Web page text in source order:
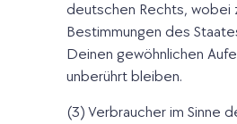
deutschen Rechts, wobei
Bestimmungen des
Deinen gewöhnlichen
unberührt bleiben.
(3) Verbraucher im Sinne